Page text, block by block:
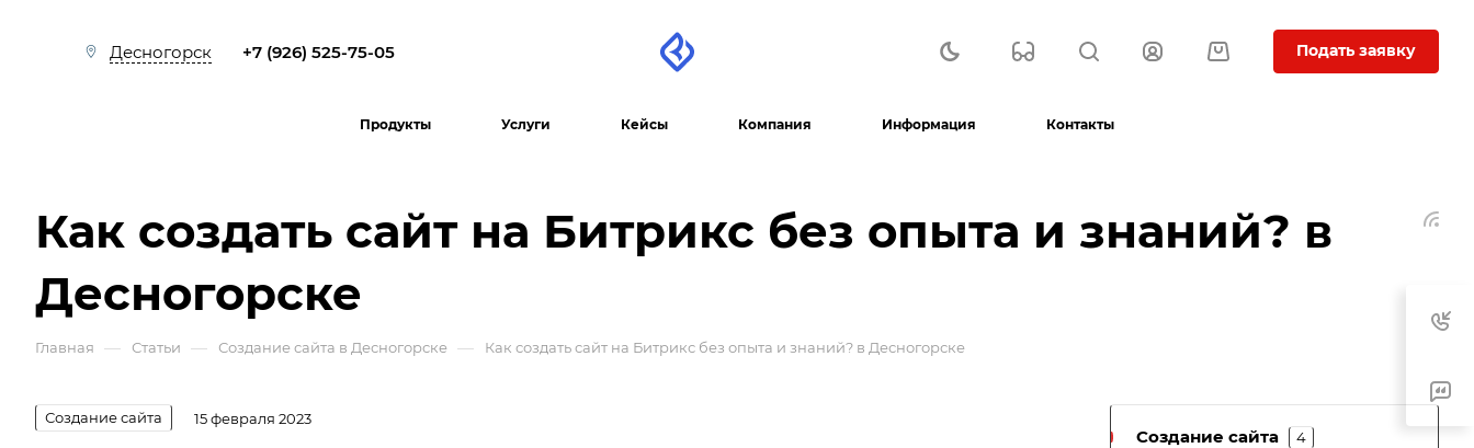
Десногорск +7 (926) 525-75-05 Подать заявку
Продукты Услуги Кейсы Компания Информация Контакты
Как создать сайт на Битрикс без опыта и знаний? в
Десногорске
Главная — Статьи — Создание сайта в Десногорске — Как создать сайт на Битрикс без опыта и знаний? в Десногорске
Создание сайта 15 февраля 2023
Создание сайта 4